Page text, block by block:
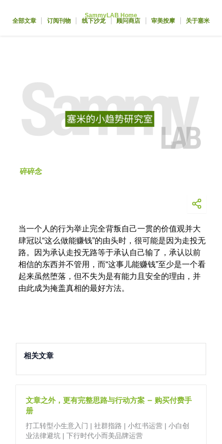
SammyLAB Home
全部文章 订阅刊物 线下沙龙 顾问商店 审美按摩 关于塞米
碎碎念
当一个人的行为举止完全背叛自己一贯的价值观并大
肆冠以“这么做能赚钱”的由头时，很可能是因为走投无
路。因为承认走投无路等于承认自己输了，承认以前
相信的东西并不管用，而“这事儿能赚钱”至少是一个看
起来虽然堕落，但不失为是有能力且安全的理由，并
由此成为掩盖真相的最好方法。
相关文章
文章之外，更有完整思路与行动方案 – 购买付费手
册
打工转型小生意入门 | 社群指路 | 小红书运营 | 小白创
业法律避坑 | 下行时代小而美品牌运营